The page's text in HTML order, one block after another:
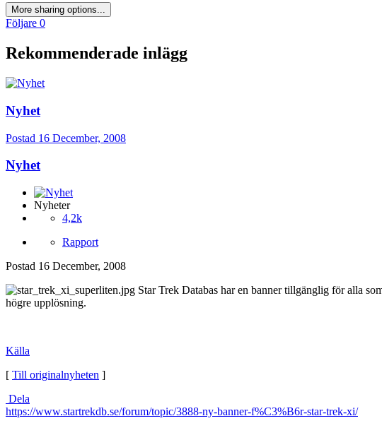
More sharing options...
Följare 0
Rekommenderade inlägg
Nyhet
Postad 16 December, 2008
Nyhet
Nyheter
4,2k
Rapport
Postad 16 December, 2008
Star Trek Databas har en banner tillgänglig för alla
högre upplösning.
Källa
[ Till originalnyheten ]
Dela
https://www.startrekdb.se/forum/topic/3888-ny-banner-f%C3%B6r-star-trek-xi/